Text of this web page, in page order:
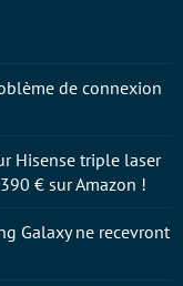
de connexion
Hisense triple laser
€ sur Amazon !
Galaxy ne recevront